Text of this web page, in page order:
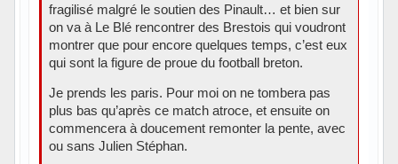
fragilisé malgré le soutien des Pinault… et bien sur
on va à Le Blé rencontrer des Brestois qui voudront
montrer que pour encore quelques temps, c’est eux
qui sont la figure de proue du football breton.
Je prends les paris. Pour moi on ne tombera pas
plus bas qu’après ce match atroce, et ensuite on
commencera à doucement remonter la pente, avec
ou sans Julien Stéphan.